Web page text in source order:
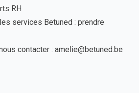
RH
services Betuned : prendre
contacter : amelie@betuned.be